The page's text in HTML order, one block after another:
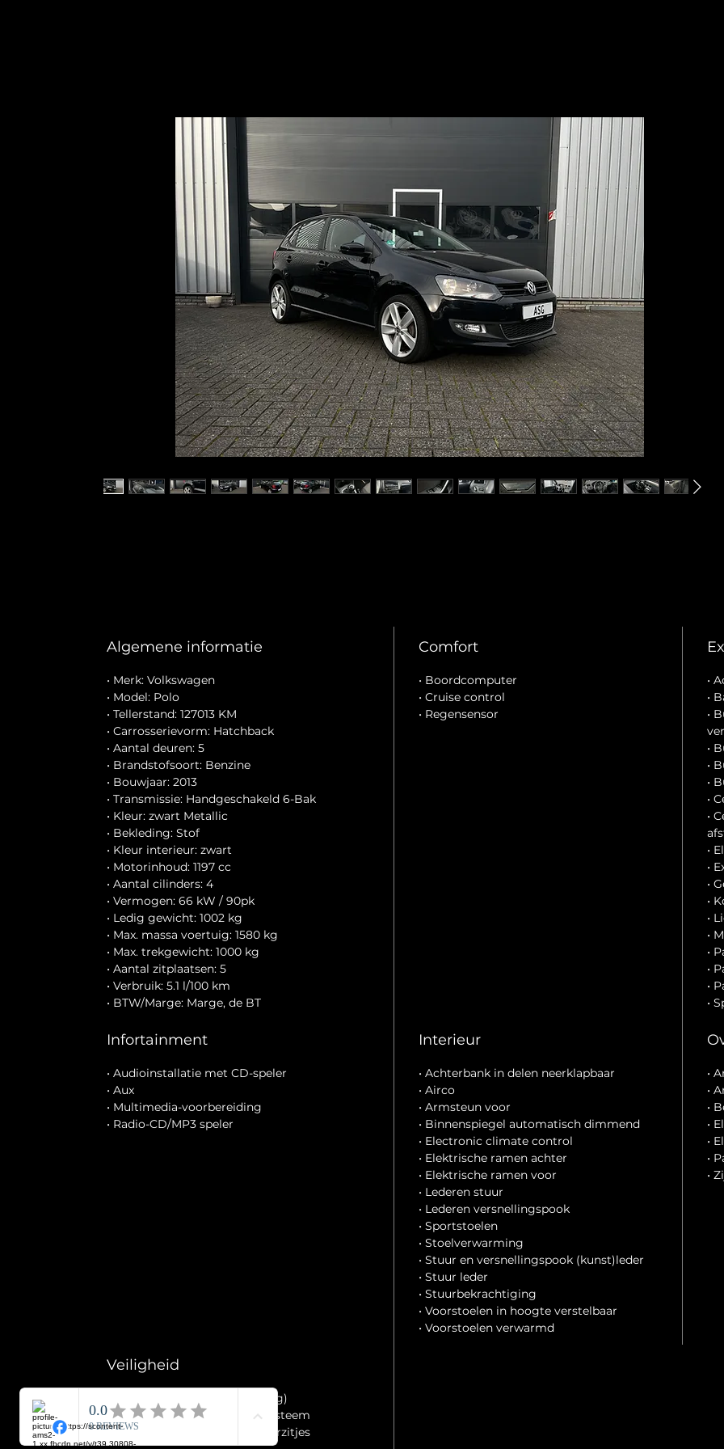
Algemene informatie
• Merk: Volkswagen
• Model: Polo
• Tellerstand: 127013 KM
• Carrosserievorm: Hatchback
• Aantal deuren: 5
• Brandstofsoort: Benzine
• Bouwjaar: 2013
• Transmissie: Handgeschakeld 6-Bak
• Kleur: zwart Metallic
• Bekleding: Stof
• Kleur interieur: zwart
• Motorinhoud: 1197 cc
• Aantal cilinders: 4
• Vermogen: 66 kW / 90pk
• Ledig gewicht: 1002 kg
• Max. massa voertuig: 1580 kg
• Max. trekgewicht: 1000 kg
• Aantal zitplaatsen: 5
• Verbruik: 5.1 l/100 km
• BTW/Marge: Marge, de BT
Comfort
• Boordcomputer
• Cruise control
• Regensensor
•
•
•
•
•
•
•
•
•
•
•
•
•
•
•
•
•
•
Infortainment
• Audioinstallatie met CD-speler
• Aux
• Multimedia-voorbereiding
• Radio-CD/MP3 speler
Interieur
• Achterbank in delen neerklapbaar
• Airco
• Armsteun voor
• Binnenspiegel automatisch dimmend
• Electronic climate control
• Elektrische ramen achter
• Elektrische ramen voor
• Lederen stuur
• Lederen versnellingspook
• Sportstoelen
• Stoelverwarming
• Stuur en versnellingspook (kunst)leder
• Stuur leder
• Stuurbekrachtiging
• Voorstoelen in hoogte verstelbaar
• Voorstoelen verwarmd
•
•
•
•
•
•
•
Veiligheid
• Alarm klasse 1(startblokkering)
• Bandenspanningscontrolesysteem
• Isofix bevestiging voor kinderzitjes